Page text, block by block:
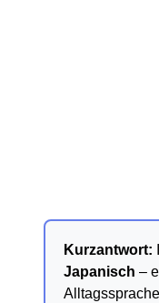
Kurzantwort:
Japanisch –